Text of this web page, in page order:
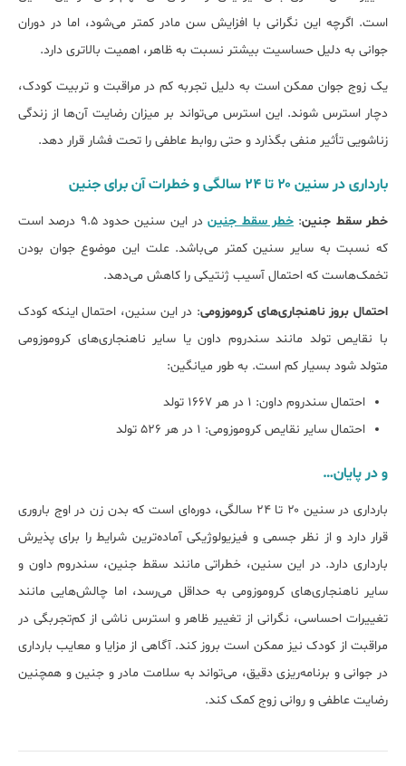
است. اگرچه این نگرانی با افزایش سن مادر کمتر می‌شود، اما در دوران
جوانی به دلیل حساسیت بیشتر نسبت به ظاهر، اهمیت بالاتری دارد.
یک زوج جوان ممکن است به دلیل تجربه کم در مراقبت و تربیت کودک،
دچار استرس شوند. این استرس می‌تواند بر میزان رضایت آن‌ها از زندگی
زناشویی تأثیر منفی بگذارد و حتی روابط عاطفی را تحت فشار قرار دهد.
بارداری در سنین ۲۰ تا ۲۴ سالگی و خطرات آن برای جنین
خطر سقط جنین: خطر سقط جنین
در این سنین حدود ۹.۵ درصد است
که نسبت به سایر سنین کمتر می‌باشد. علت این موضوع جوان بودن
تخمک‌هاست که احتمال آسیب ژنتیکی را کاهش می‌دهد.
احتمال بروز ناهنجاری‌های کروموزومی: در این سنین، احتمال اینکه کودک
با نقایص تولد مانند سندروم داون یا سایر ناهنجاری‌های کروموزومی
متولد شود بسیار کم است. به طور میانگین:
احتمال سندروم داون: ۱ در هر ۱۶۶۷ تولد
احتمال سایر نقایص کروموزومی: ۱ در هر ۵۲۶ تولد
و در پایان…
بارداری در سنین ۲۰ تا ۲۴ سالگی، دوره‌ای است که بدن زن در اوج باروری
قرار دارد و از نظر جسمی و فیزیولوژیکی آماده‌ترین شرایط را برای پذیرش
بارداری دارد. در این سنین، خطراتی مانند سقط جنین، سندروم داون و
سایر ناهنجاری‌های کروموزومی به حداقل می‌رسد، اما چالش‌هایی مانند
تغییرات احساسی، نگرانی از تغییر ظاهر و استرس ناشی از کم‌تجربگی در
مراقبت از کودک نیز ممکن است بروز کند. آگاهی از مزایا و معایب بارداری
در جوانی و برنامه‌ریزی دقیق، می‌تواند به سلامت مادر و جنین و همچنین
رضایت عاطفی و روانی زوج کمک کند.